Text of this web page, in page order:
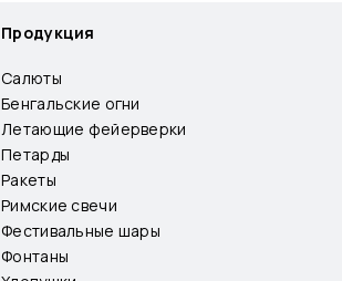
Продукция
Салюты
Бенгальские огни
Летающие фейерверки
Петарды
Ракеты
Римские свечи
Фестивальные шары
Фонтаны